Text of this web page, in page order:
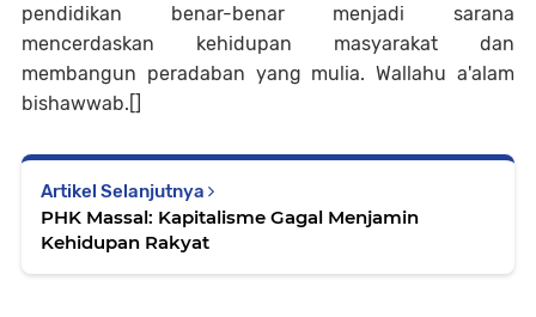
pendidikan benar-benar menjadi sarana
mencerdaskan kehidupan masyarakat dan
membangun peradaban yang mulia. Wallahu a'alam
bishawwab.[]
Artikel Selanjutnya
PHK Massal: Kapitalisme Gagal Menjamin
Kehidupan Rakyat